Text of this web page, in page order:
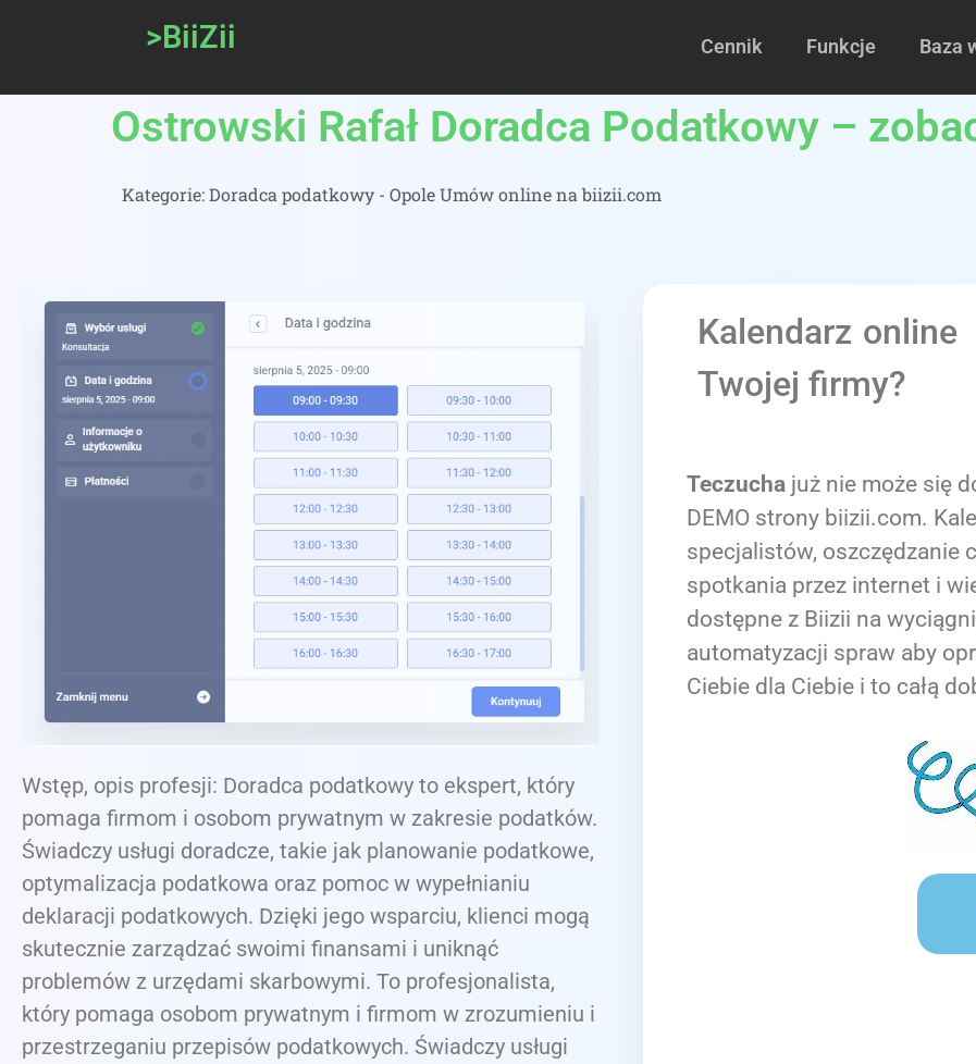
>BiiZii Cennik Funkcje Baza
Ostrowski Rafał Doradca Podatkowy –
Kategorie:Doradca podatkowy - Opole Umów online na biizii.com
Wstęp, opis profesji: Doradca podatkowy to ekspert, który
pomaga firmom i osobom prywatnym w zakresie podatków.
Świadczy usługi doradcze, takie jak planowanie podatkowe,
optymalizacja podatkowa oraz pomoc w wypełnianiu
deklaracji podatkowych. Dzięki jego wsparciu, klienci mogą
skutecznie zarządzać swoimi finansami i uniknąć
problemów z urzędami skarbowymi. To profesjonalista,
który pomaga osobom prywatnym i firmom w zrozumieniu i
przestrzeganiu przepisów podatkowych. Świadczy usługi
Kalendarz online
Twojej firmy?
Teczucha już nie może się
DEMO strony biizii.com.
specjalistów, oszczędzanie
spotkania przez internet i
dostępne z Biizii na
automatyzacji spraw aby
Ciebie dla Ciebie i to całą